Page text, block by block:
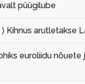
püügilube
Kihnus
euroliidu